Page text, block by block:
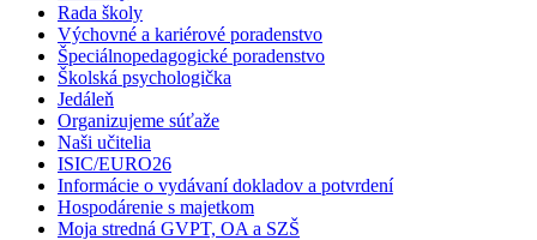
Rada školy
Výchovné a kariérové poradenstvo
Špeciálnopedagogické poradenstvo
Školská psychologička
Jedáleň
Organizujeme súťaže
Naši učitelia
ISIC/EURO26
Informácie o vydávaní dokladov a potvrdení
Hospodárenie s majetkom
Moja stredná GVPT, OA a SZŠ